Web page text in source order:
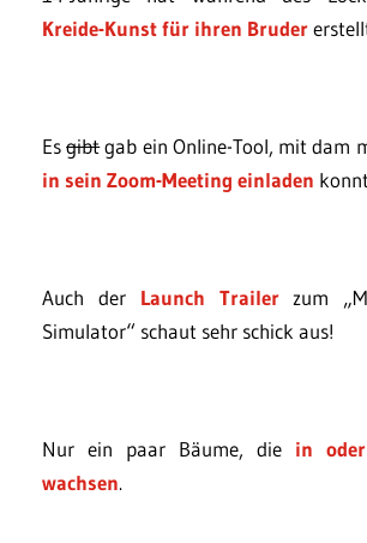
Kreide-Kunst für ihren Bruder
Esgibtgab ein Online-Tool, mit dam
in sein Zoom-Meeting einladen
Auch der Launch Trailerzum
Simulator“ schaut sehr schick aus!
Nur ein paar Bäume, die in
wachsen.